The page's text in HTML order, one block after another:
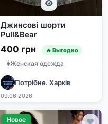
Джинсові шорти
Pull&Bear
400 грн 🔥 Выгодно
Женская одежда
Потрібне. Харків
09.06.2026
Новое